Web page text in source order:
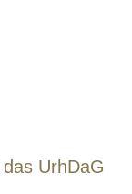
UrhDaG